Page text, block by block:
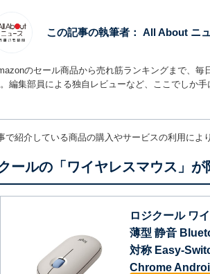
この記事の執筆者： All About ニ
のセール商品から売れ筋ランキングまで、
編集部員による独自レビューなど、ここでしか手
で紹介している商品の購入やサービスの利用によ
ールの「ワイヤレスマウス」
ロジクール ワ
薄型 静音
対称 Easy-
Chrome